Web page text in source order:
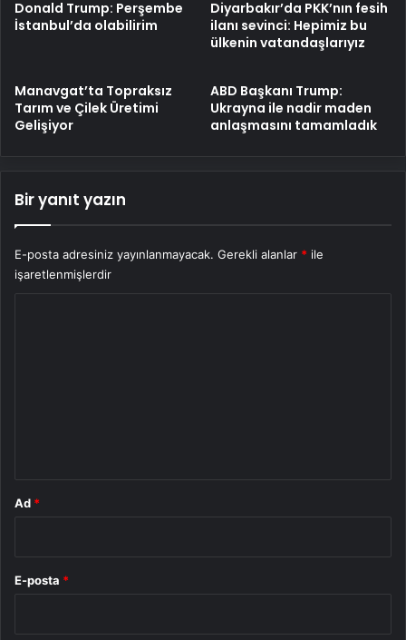
Donald Trump: Perşembe
İstanbul’da olabilirim
Diyarbakır’da PKK’nın fesih
ilanı sevinci: Hepimiz bu
ülkenin vatandaşlarıyız
Manavgat’ta Topraksız
Tarım ve Çilek Üretimi
Gelişiyor
ABD Başkanı Trump:
Ukrayna ile nadir maden
anlaşmasını tamamladık
Bir yanıt yazın
E-posta adresiniz yayınlanmayacak. Gerekli alanlar * ile
işaretlenmişlerdir
Ad *
E-posta *